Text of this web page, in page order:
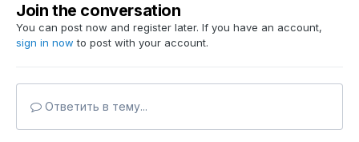
Join the conversation
You can post now and register later. If you have an account,
sign in now to post with your account.
Ответить в тему...